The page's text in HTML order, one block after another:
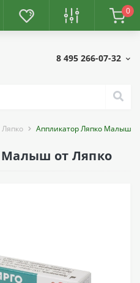
0
8 495 266-07-32
Аппликатор Ляпко Малыш
Малыш от Ляпко